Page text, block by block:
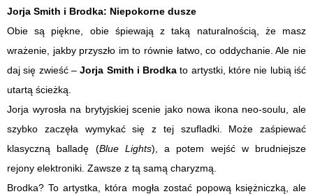
Jorja Smith i Brodka: Niepokorne dusze
Obie są piękne, obie śpiewają z taką naturalnością, że masz
wrażenie, jakby przyszło im to równie łatwo, co oddychanie. Ale nie
daj się zwieść –Jorja Smith i Brodka to artystki, które nie lubią iść
utartą ścieżką.
Jorja wyrosła na brytyjskiej scenie jako nowa ikona neo-soulu, ale
szybko zaczęła wymykać się z tej szufladki. Może zaśpiewać
klasyczną balladę (Blue Lights), a potem wejść w brudniejsze
rejony elektroniki. Zawsze z tą samą charyzmą.
Brodka? To artystka, która mogła zostać popową księżniczką, ale